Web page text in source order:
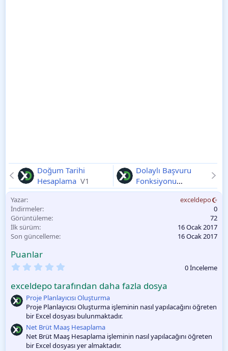
Doğum Tarihi
Hesaplama V1
Dolaylı Başvuru
Fonksiyonu
Kullanma V1
Yazar
exceldepo
İndirmeler
0
Görüntüleme
72
İlk sürüm
16 Ocak 2017
Son güncelleme
16 Ocak 2017
Puanlar
0
O
y
l
a
m
a
0 İnceleme
exceldepo tarafından daha fazla dosya
Proje Planlayıcısı Oluşturma
Proje Planlayıcısı Oluşturma işleminin nasıl yapılacağını öğreten
bir Excel dosyası bulunmaktadır.
Net Brüt Maaş Hesaplama
Net Brüt Maaş Hesaplama işleminin nasıl yapılacağını öğreten
bir Excel dosyası yer almaktadır.